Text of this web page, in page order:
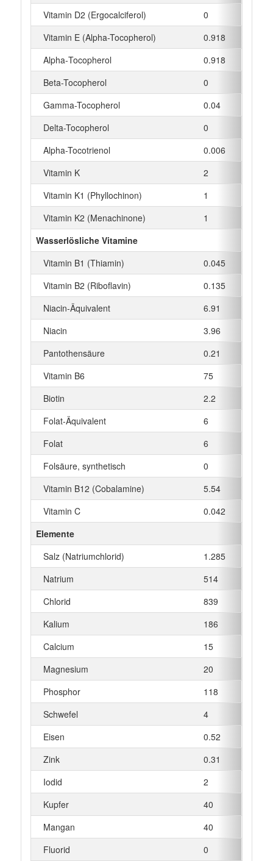
Vitamin D2 (Ergocalciferol)
0
Vitamin E (Alpha-Tocopherol)
0.918
Alpha‑Tocopherol
0.918
Beta-Tocopherol
0
Gamma-Tocopherol
0.04
Delta-Tocopherol
0
Alpha-Tocotrienol
0.006
Vitamin K
2
Vitamin K1 (Phyllochinon)
1
Vitamin K2 (Menachinone)
1
Wasserlösliche Vitamine
Vitamin B1 (Thiamin)
0.045
Vitamin B2 (Riboflavin)
0.135
Niacin-Äquivalent
6.91
Niacin
3.96
Pantothensäure
0.21
Vitamin B6
75
Biotin
2.2
Folat-Äquivalent
6
Folat
6
Folsäure, synthetisch
0
Vitamin B12 (Cobalamine)
5.54
Vitamin C
0.042
Elemente
Salz (Natriumchlorid)
1.285
Natrium
514
Chlorid
839
Kalium
186
Calcium
15
Magnesium
20
Phosphor
118
Schwefel
4
Eisen
0.52
Zink
0.31
Iodid
2
Kupfer
40
Mangan
40
Fluorid
0